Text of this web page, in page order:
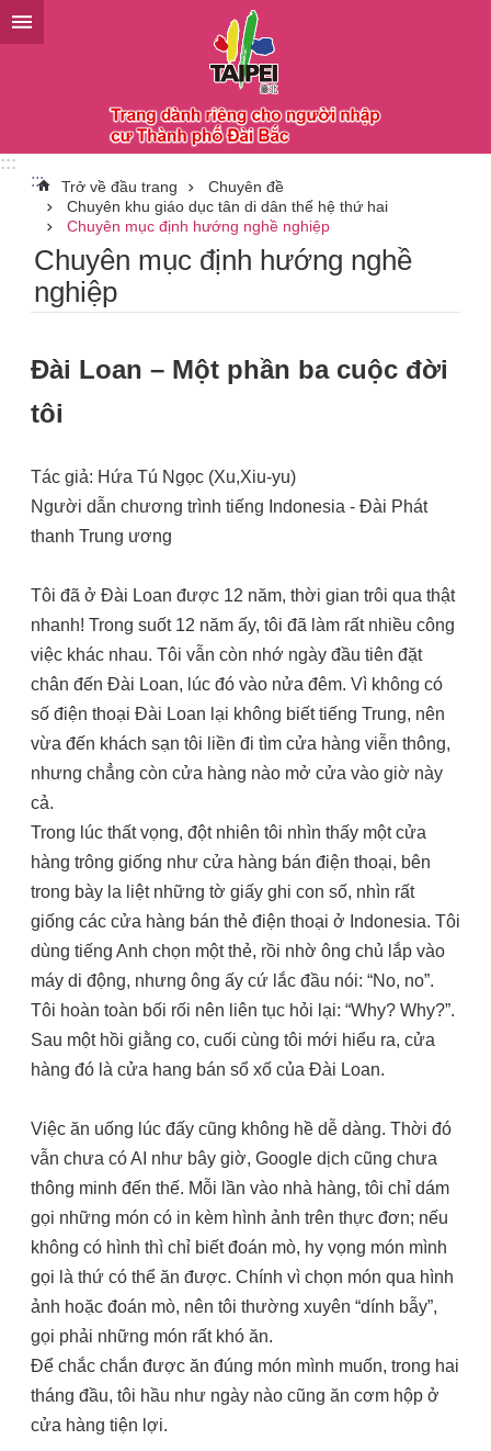
Chuyển đến khối nội dung chính
:::
:::
Trở về đầu trang
Chuyên đề
Chuyên khu giáo dục tân di dân thế hệ thứ hai
Chuyên mục định hướng nghề nghiệp
Chuyên mục định hướng nghề
nghiệp
Đài Loan – Một phần ba cuộc đời
tôi
Tác giả: Hứa Tú Ngọc (Xu,Xiu-yu)
Người dẫn chương trình tiếng Indonesia - Đài Phát
thanh Trung ương
Tôi đã ở Đài Loan được 12 năm, thời gian trôi qua thật
nhanh! Trong suốt 12 năm ấy, tôi đã làm rất nhiều công
việc khác nhau. Tôi vẫn còn nhớ ngày đầu tiên đặt
chân đến Đài Loan, lúc đó vào nửa đêm. Vì không có
số điện thoại Đài Loan lại không biết tiếng Trung, nên
vừa đến khách sạn tôi liền đi tìm cửa hàng viễn thông,
nhưng chẳng còn cửa hàng nào mở cửa vào giờ này
cả.
Trong lúc thất vọng, đột nhiên tôi nhìn thấy một cửa
hàng trông giống như cửa hàng bán điện thoại, bên
trong bày la liệt những tờ giấy ghi con số, nhìn rất
giống các cửa hàng bán thẻ điện thoại ở Indonesia. Tôi
dùng tiếng Anh chọn một thẻ, rồi nhờ ông chủ lắp vào
máy di động, nhưng ông ấy cứ lắc đầu nói: “No, no”.
Tôi hoàn toàn bối rối nên liên tục hỏi lại: “Why? Why?”.
Sau một hồi giằng co, cuối cùng tôi mới hiểu ra, cửa
hàng đó là cửa hang bán sổ xố của Đài Loan.
Việc ăn uống lúc đấy cũng không hề dễ dàng. Thời đó
vẫn chưa có AI như bây giờ, Google dịch cũng chưa
thông minh đến thế. Mỗi lần vào nhà hàng, tôi chỉ dám
gọi những món có in kèm hình ảnh trên thực đơn; nếu
không có hình thì chỉ biết đoán mò, hy vọng món mình
gọi là thứ có thể ăn được. Chính vì chọn món qua hình
ảnh hoặc đoán mò, nên tôi thường xuyên “dính bẫy”,
gọi phải những món rất khó ăn.
Để chắc chắn được ăn đúng món mình muốn, trong hai
tháng đầu, tôi hầu như ngày nào cũng ăn cơm hộp ở
cửa hàng tiện lợi.